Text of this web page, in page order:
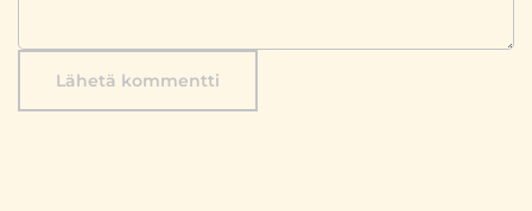
Lähetä kommentti